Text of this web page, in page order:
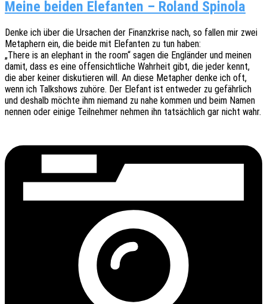
Meine beiden Elefanten – Roland Spinola
Denke ich über die Ursa­chen der Finanz­kri­se nach, so fallen mir zwei
Meta­phern ein, die beide mit Elefan­ten zu tun haben:
„There is an elephant in the room“ sagen die Englän­der und meinen
damit, dass es eine offen­sicht­li­che Wahr­heit gibt, die jeder kennt,
die aber keiner disku­tie­ren will. An diese Meta­pher denke ich oft,
wenn ich Talk­shows zuhöre. Der Elefant ist entwe­der zu gefähr­lich
und deshalb möchte ihm niemand zu nahe kommen und beim Namen
nennen oder einige Teil­neh­mer nehmen ihn tatsäch­lich gar nicht wahr.